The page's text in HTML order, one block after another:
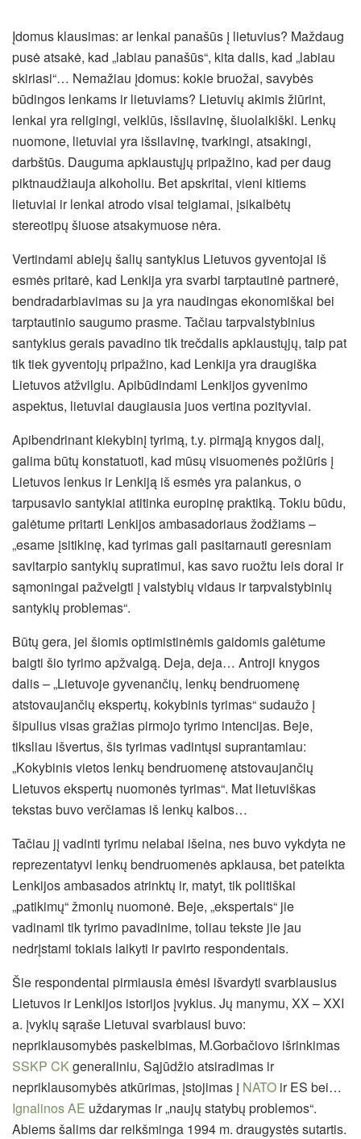
Įdomus klausimas: ar lenkai panašūs į lietuvius? Maždaug
pusė atsakė, kad „labiau panašūs“, kita dalis, kad „labiau
skiriasi“… Nemažiau įdomus: kokie bruožai, savybės
būdingos lenkams ir lietuviams? Lietuvių akimis žiūrint,
lenkai yra religingi, veiklūs, išsilavinę, šiuolaikiški. Lenkų
nuomone, lietuviai yra išsilavinę, tvarkingi, atsakingi,
darbštūs. Dauguma apklaustųjų pripažino, kad per daug
piktnaudžiauja alkoholiu. Bet apskritai, vieni kitiems
lietuviai ir lenkai atrodo visai teigiamai, įsikalbėtų
stereotipų šiuose atsakymuose nėra.
Vertindami abiejų šalių santykius Lietuvos gyventojai iš
esmės pritarė, kad Lenkija yra svarbi tarptautinė partnerė,
bendradarbiavimas su ja yra naudingas ekonomiškai bei
tarptautinio saugumo prasme. Tačiau tarpvalstybinius
santykius gerais pavadino tik trečdalis apklaustųjų, taip pat
tik tiek gyventojų pripažino, kad Lenkija yra draugiška
Lietuvos atžvilgiu. Apibūdindami Lenkijos gyvenimo
aspektus, lietuviai daugiausia juos vertina pozityviai.
Apibendrinant kiekybinį tyrimą, t.y. pirmąją knygos dalį,
galima būtų konstatuoti, kad mūsų visuomenės požiūris į
Lietuvos lenkus ir Lenkiją iš esmės yra palankus, o
tarpusavio santykiai atitinka europinę praktiką. Tokiu būdu,
galėtume pritarti Lenkijos ambasadoriaus žodžiams –
„esame įsitikinę, kad tyrimas gali pasitarnauti geresniam
savitarpio santykių supratimui, kas savo ruožtu leis dorai ir
sąmoningai pažvelgti į valstybių vidaus ir tarpvalstybinių
santykių problemas“.
Būtų gera, jei šiomis optimistinėmis gaidomis galėtume
baigti šio tyrimo apžvalgą. Deja, deja… Antroji knygos
dalis – „Lietuvoje gyvenančių, lenkų bendruomenę
atstovaujančių ekspertų, kokybinis tyrimas“ sudaužo į
šipulius visas gražias pirmojo tyrimo intencijas. Beje,
tiksliau išvertus, šis tyrimas vadintųsi suprantamiau:
„Kokybinis vietos lenkų bendruomenę atstovaujančių
Lietuvos ekspertų nuomonės tyrimas“. Mat lietuviškas
tekstas buvo verčiamas iš lenkų kalbos…
Tačiau jį vadinti tyrimu nelabai išeina, nes buvo vykdyta ne
reprezentatyvi lenkų bendruomenės apklausa, bet pateikta
Lenkijos ambasados atrinktų ir, matyt, tik politiškai
„patikimų“ žmonių nuomonė. Beje, „ekspertais“ jie
vadinami tik tyrimo pavadinime, toliau tekste jie jau
nedrįstami tokiais laikyti ir pavirto respondentais.
Šie respondentai pirmiausia ėmėsi išvardyti svarbiausius
Lietuvos ir Lenkijos istorijos įvykius. Jų manymu, XX – XXI
a. įvykių sąraše Lietuvai svarbiausi buvo:
nepriklausomybės paskelbimas, M.Gorbačiovo išrinkimas
SSKP CKgeneraliniu, Sąjūdžio atsiradimas ir
nepriklausomybės atkūrimas, įstojimas į NATO ir ES bei…
Ignalinos AE uždarymas ir „naujų statybų problemos“.
Abiems šalims dar reikšminga 1994 m. draugystės sutartis.